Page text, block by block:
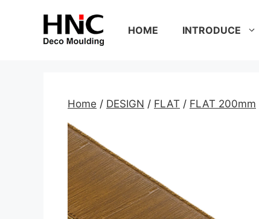
HOME INTRODUCE
Home / DESIGN / FLAT / FLAT 200mm